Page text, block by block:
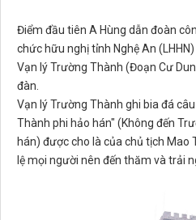
Điểm đầu tiên A Hùng dẫn đoàn
chức hữu nghị tỉnh Nghệ An
Vạn lý Trường Thành (Đoạn Cư
đàn.
Vạn lý Trường Thành ghi bia đá
Thành phi hảo hán" (Không đến
hán) được cho là của chủ tịch Mao
lệ mọi người nên đến thăm và trải